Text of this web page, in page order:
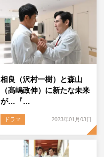
相良（沢村一樹）と森山
（髙嶋政伸）に新たな未来
が…『…
ドラマ 2023年01月03日